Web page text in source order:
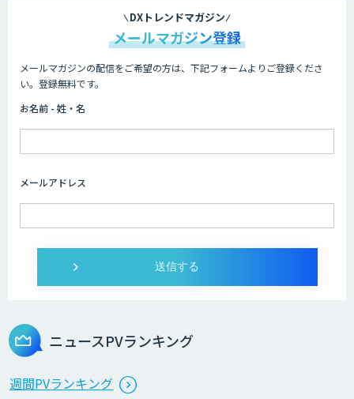
DXトレンドマガジン
メールマガジン登録
メールマガジンの配信をご希望の方は、下記フォームよりご登録くださ
い。登録無料です。
お名前 - 姓・名
メールアドレス
ニュースPVランキング
週間PVランキング